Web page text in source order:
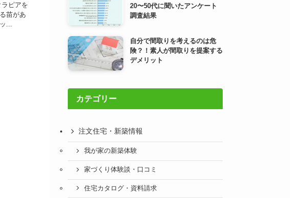
ピアを
苗があ
...
20〜50代に聞いたアンケート
調査結果
自分で間取りを考えるのは危
険？！素人が間取りを提案する
デメリット
カテゴリー
注文住宅・新築情報
我が家の新築体験
家づくり体験談・口コミ
住宅カタログ・資料請求